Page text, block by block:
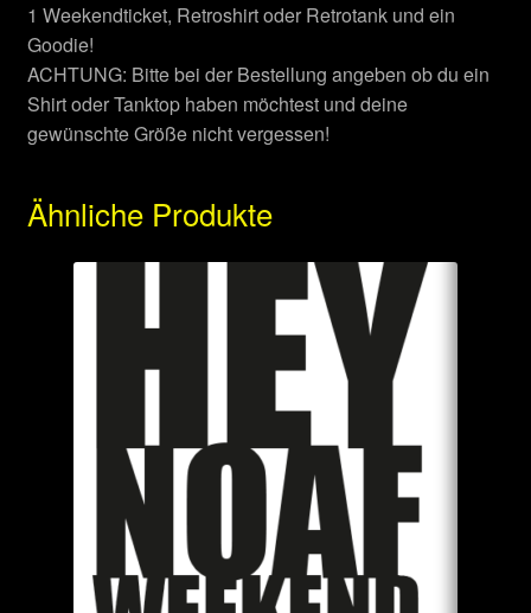
1 Weekendticket, Retroshirt oder Retrotank und ein
Goodie!
ACHTUNG: Bitte bei der Bestellung angeben ob du ein
Shirt oder Tanktop haben möchtest und deine
gewünschte Größe nicht vergessen!
Ähnliche Produkte